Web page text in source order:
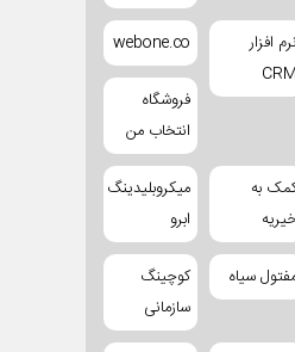
نرم افزار
CRM
webone.co
فروشگاه
انتخاب من
به
میکروبلیدینگ
ابرو
سیاه
کوچینگ
سازمانی